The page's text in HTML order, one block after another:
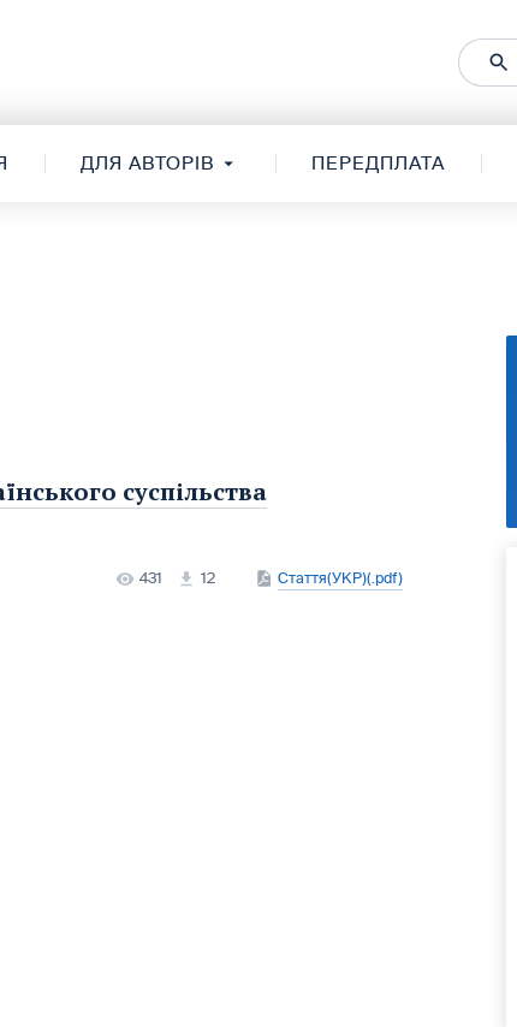
ДЛЯ АВТОРІВ ПЕРЕДПЛАТА
суспільства
431 12 Стаття(УКР)(.pdf)